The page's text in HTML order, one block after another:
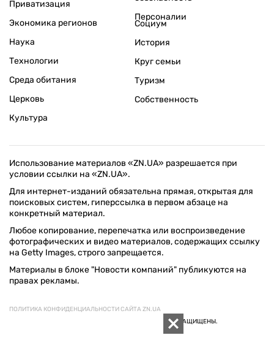
Приватизация
Экономика регионов
Персоналии
Наука
Технологии
Среда обитания
Церковь
Культура
Социум
История
Круг семьи
Туризм
Собственность
Использование материалов «ZN.UA» разрешается при
условии ссылки на «ZN.UA».
Для интернет-изданий обязательна прямая, открытая для
поисковых систем, гиперссылка в первом абзаце на
конкретный материал.
Любое копирование, перепечатка или воспроизведение
фотографических и видео материалов, содержащих ссылку
на Getty Images, строго запрещается.
Материалы в блоке "Новости компаний" публикуются на
правах рекламы.
ПОЛИТИКА КОНФИДЕНЦИАЛЬНОСТИ САЙТА ZN.UA
© 1994–2026 «ЗЕРКАЛО НЕДЕЛИ. УКРАИНА». ВСЕ ПРАВА ЗАЩИЩЕНЫ.